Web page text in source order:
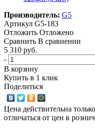
Производитель: G5
Артикул G5-183
Отложить Отложено
Сравнить В сравнении
5 310 руб.
-
В корзину
Купить в 1 клик
Поделиться
Цена действительна
отличаться от цен в